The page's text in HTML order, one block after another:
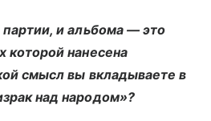
и альбома — это
которой нанесена
смысл вы вкладываете в
над народом»?